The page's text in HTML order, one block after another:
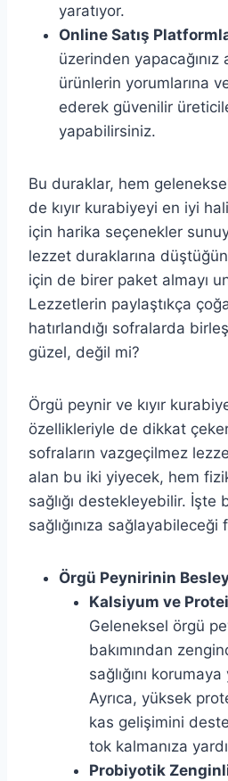
yaratıyor.
Online Satış
üzerinden yapacağınız
ürünlerin yorumlarına
ederek güvenilir
yapabilirsiniz.
Bu duraklar, hem
de kıyır kurabiyeyi en iyi
için harika seçenekler
lezzet duraklarına
için de birer paket almayı
Lezzetlerin paylaştıkça
hatırlandığı sofralarda
güzel, değil mi?
Örgü peynir ve kıyır
özellikleriyle de dikkat
sofraların vazgeçilmez
alan bu iki yiyecek, hem
sağlığı destekleyebilir. İşte
sağlığınıza sağlayabileceği
Örgü Peynirinin
Kalsiyum ve
Geleneksel örgü
bakımından
sağlığını korumaya
Ayrıca, yüksek
kas gelişimini
tok kalmanıza
Probiyotik